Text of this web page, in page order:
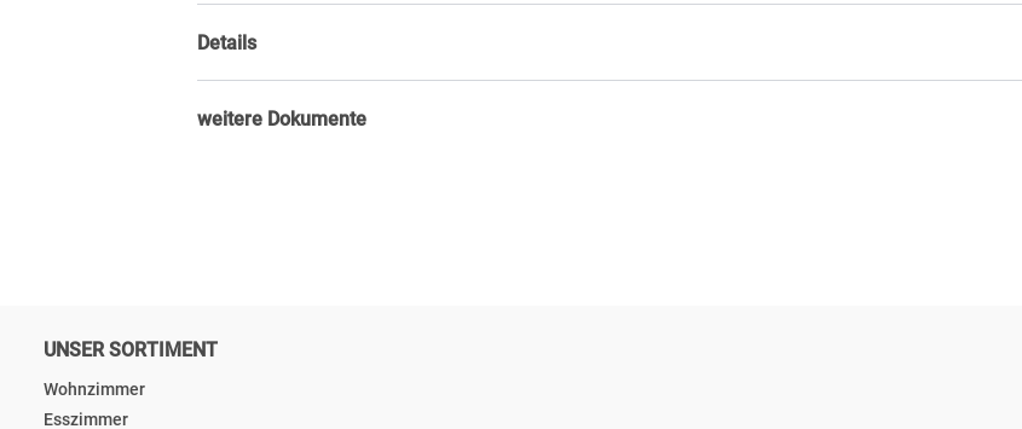
Details
weitere Dokumente
UNSER SORTIMENT
Wohnzimmer
Esszimmer